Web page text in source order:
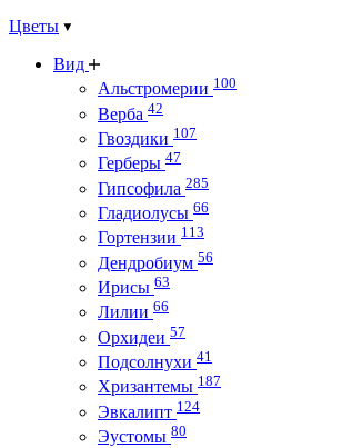
Цветы
Вид
Альстромерии 100
Верба 42
Гвоздики 107
Герберы 47
Гипсофила 285
Гладиолусы 66
Гортензии 113
Дендробиум 56
Ирисы 63
Лилии 66
Орхидеи 57
Подсолнухи 41
Хризантемы 187
Эвкалипт 124
Эустомы 80